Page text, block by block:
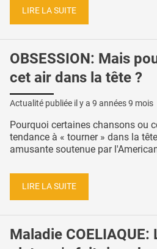
LIRE LA SUITE
OBSESSION: Mais
cet air dans la tête ?
Actualité publiée il y a 9 années 9 mois
Pourquoi certaines chansons ou
tendance à « tourner » dans la
amusante soutenue par
LIRE LA SUITE
Maladie